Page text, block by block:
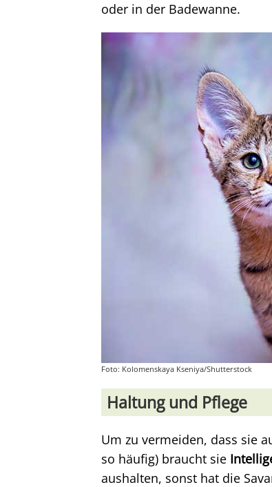
oder in der Badewanne.
Foto: Kolomenskaya Kseniya/Shutterstock
Haltung und Pflege
Um zu vermeiden, dass sie
so häufig) braucht sie
aushalten, sonst hat die